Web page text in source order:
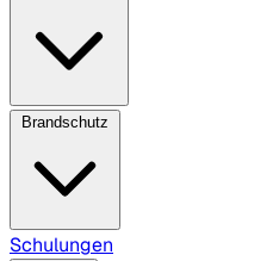
Brandschutz
Schulungen